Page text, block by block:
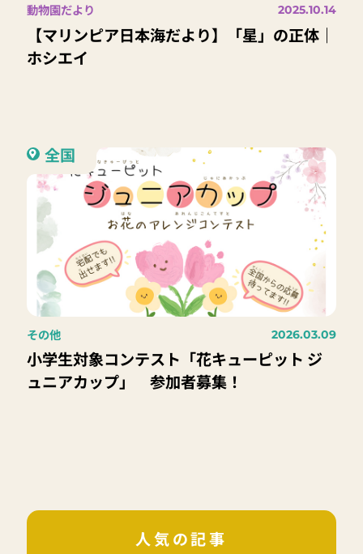
動物園だより 2025.10.14
【マリンピア日本海だより】「星」の正体｜
ホシエイ
全国
その他 2026.03.09
小学生対象コンテスト「花キューピット ジ
ュニアカップ」 参加者募集！
人気の記事